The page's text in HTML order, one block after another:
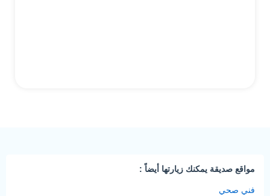
مواقع صديقة يمكنك زيارتها أيضاً :
فني صحي